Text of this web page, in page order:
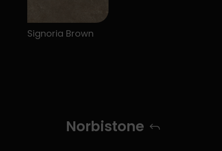
Signoria Brown
Norbistone